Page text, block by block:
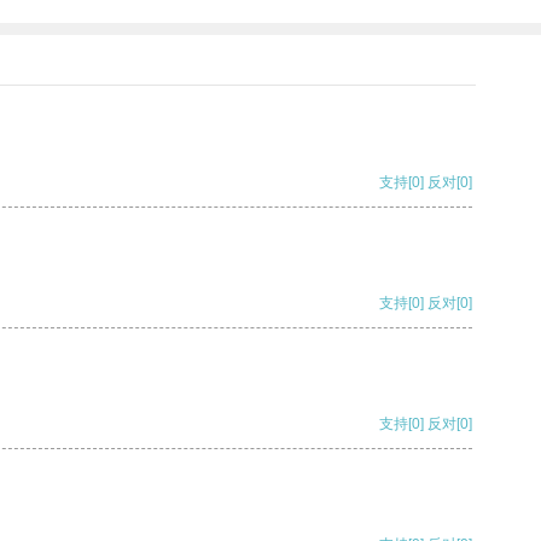
支持[0] 反对[0]
支持[0] 反对[0]
支持[0] 反对[0]